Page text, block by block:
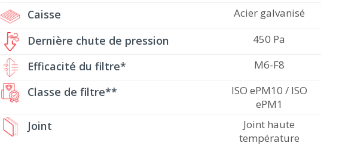
Caisse Acier galvanisé
Dernière chute de pression 450 Pa
Efficacité du filtre* M6-F8
Classe de filtre**
ISO ePM10 / ISO
ePM1
Joint
Joint haute
température